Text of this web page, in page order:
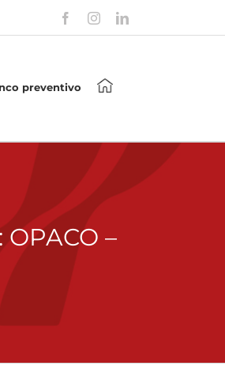
FacebookInstagramLinkedIn
preventivo
–